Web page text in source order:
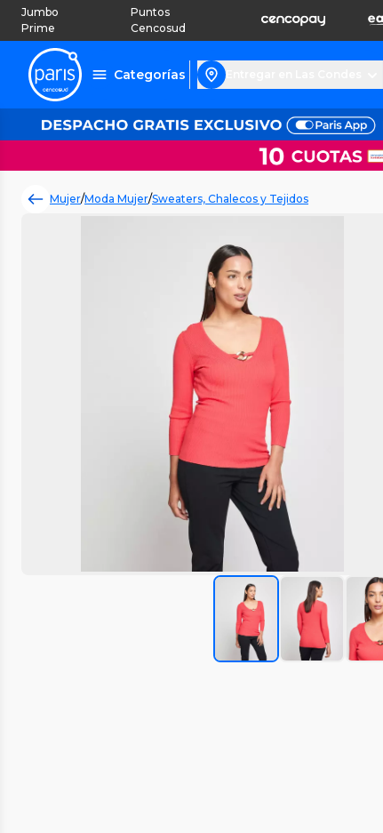
Jumbo
Prime
Puntos
Cencosud
Categorías
Mujer/Moda Mujer/Sweaters, Chalecos y Tejidos